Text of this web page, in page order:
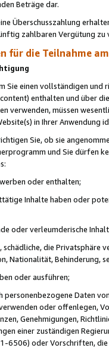
Beträge dar.
Überschusszahlung
zahlbaren Vergütung zu
für die Teilnahme
Sie einen vollständigen
enthalten und über
verwenden, müssen
in Ihrer Anwendung
Sie, ob sie
und Sie dürfen
oder enthalten;
Inhalte haben oder
oder verleumderische
die Privatsphäre
Nationalität, Behinderung,
oder ausführen;
personenbezogene Daten
oder offenlegen,
Genehmigungen,
einer zuständigen
6506) oder Vorschriften,